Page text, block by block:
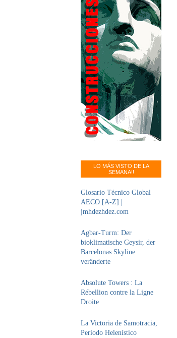
LO MÁS VISTO DE LA
SEMANA!!
Glosario Técnico Global
AECO [A-Z] |
jmhdezhdez.com
Agbar-Turm: Der
bioklimatische Geysir, der
Barcelonas Skyline
veränderte
Absolute Towers : La
Rébellion contre la Ligne
Droite
La Victoria de Samotracia,
Período Helenístico